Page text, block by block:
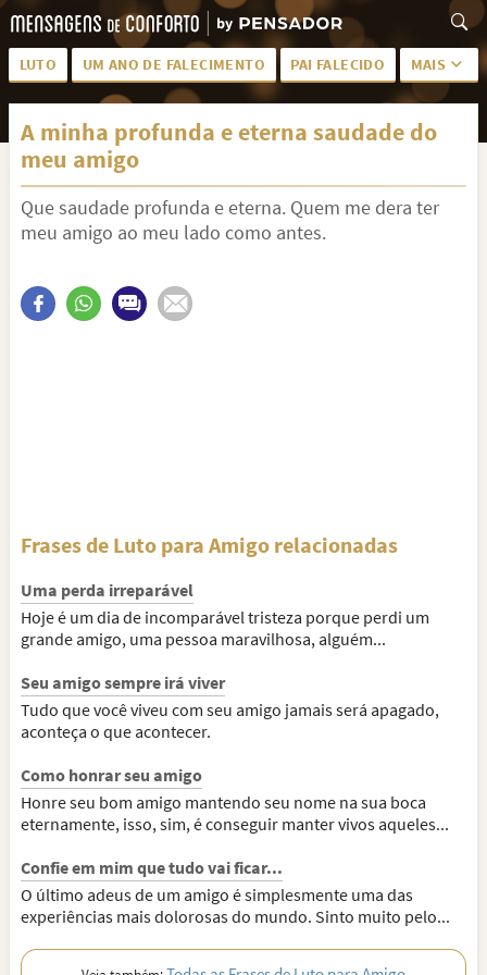
LUTO UM ANO DE FALECIMENTO PAI FALECIDO MAIS
LUTO PARA AMIGA PALAVRAS
SAUDADES DA MÃE
PÊSAMES PARA AMIGA DESCANSE EM PAZ
MEUS SENTIMENTOS PÊSAMES PARA AMIGO
TODAS AS CATEGORIAS
A minha profunda e eterna saudade do
meu amigo
Que saudade profunda e eterna. Quem me dera ter
meu amigo ao meu lado como antes.
Frases de Luto para Amigo relacionadas
Uma perda irreparável
Hoje é um dia de incomparável tristeza porque perdi um
grande amigo, uma pessoa maravilhosa, alguém...
Seu amigo sempre irá viver
Tudo que você viveu com seu amigo jamais será apagado,
aconteça o que acontecer.
Como honrar seu amigo
Honre seu bom amigo mantendo seu nome na sua boca
eternamente, isso, sim, é conseguir manter vivos aqueles...
Confie em mim que tudo vai ficar...
O último adeus de um amigo é simplesmente uma das
experiências mais dolorosas do mundo. Sinto muito pelo...